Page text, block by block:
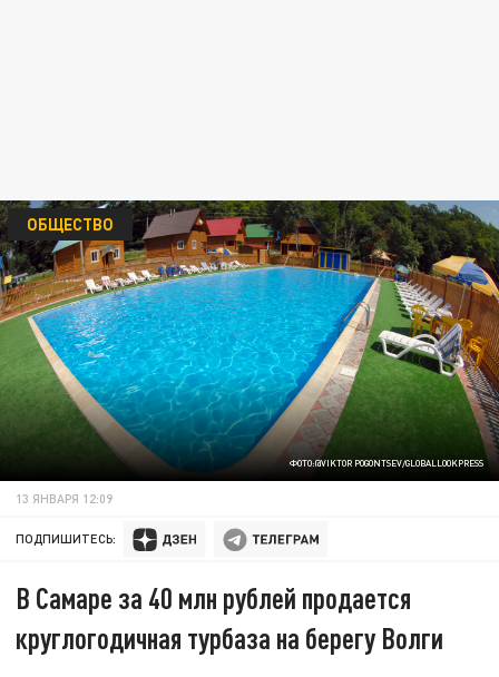
ФОТО:@VIKTOR POGONTSEV/GLOBALLOOKPRESS
ОБЩЕСТВО
13 ЯНВАРЯ 12:09
ПОДПИШИТЕСЬ:
В Самаре за 40 млн рублей продается
круглогодичная турбаза на берегу Волги